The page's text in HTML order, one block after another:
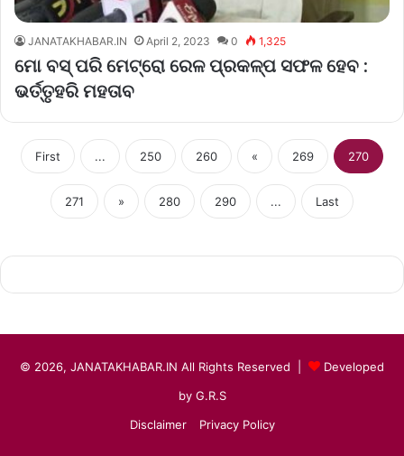
JANATAKHABAR.IN April 2, 2023 0 1,325
ମୋ ବସ୍ ପରି ମେଟ୍ରୋ ରେଳ ପ୍ରକଳ୍ପ ସଫଳ ହେବ :
ଭର୍ତ୍ତୃହରି ମହତାବ
First ... 250 260 « 269 270
271 » 280 290 ... Last
© 2026, JANATAKHABAR.IN All Rights Reserved |
Developed
by G.R.S
Disclaimer
Privacy Policy